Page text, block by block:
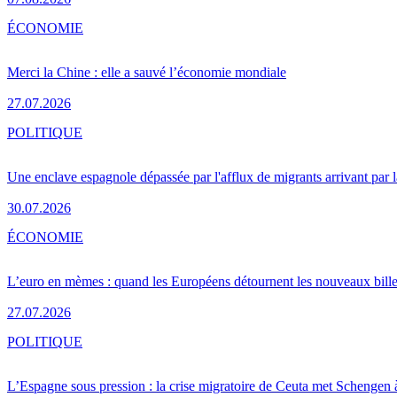
Merci la Chine : elle a sauvé l’économie mondiale
27.07.2026
ÉCONOMIE
Une enclave espagnole dépassée par l'afflux de migrants arrivant par
30.07.2026
POLITIQUE
L’euro en mèmes : quand les Européens détournent les nouveaux
27.07.2026
ÉCONOMIE
L’Espagne sous pression : la crise migratoire de Ceuta met Schengen
POLITIQUE